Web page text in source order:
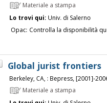
Materiale a stampa
Lo trovi qui: Univ. di Salerno
Opac: Controlla la disponibilità
Global jurist frontiers
Berkeley, CA, : Bepress, [2001]-
Materiale a stampa